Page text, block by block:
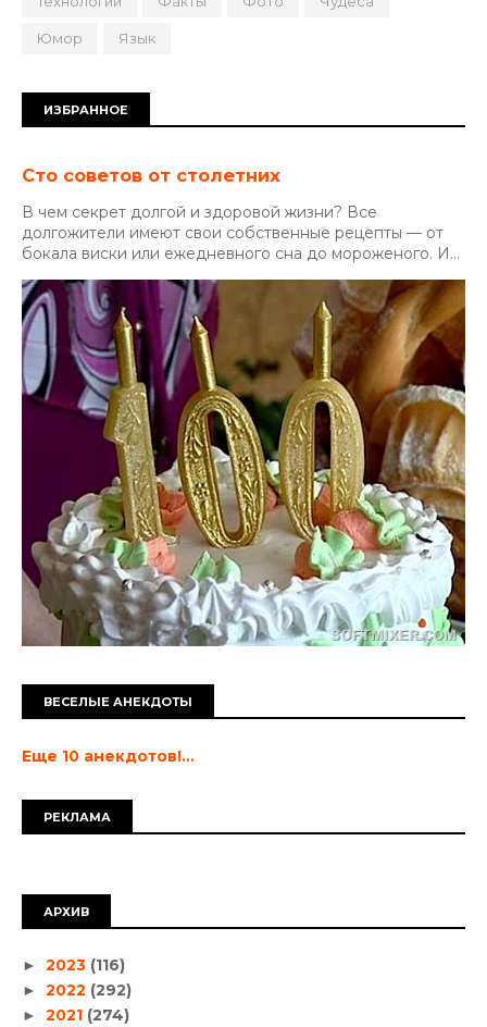
Юмор Язык
ИЗБРАННОЕ
Сто советов от столетних
В чем секрет долгой и здоровой жизни? Все
долгожители имеют свои собственные рецепты — от
бокала виски или ежедневного сна до мороженого. И...
ВЕСЕЛЫЕ АНЕКДОТЫ
Еще 10 анекдотов!...
РЕКЛАМА
АРХИВ
► 2023 (116)
► 2022 (292)
► 2021 (274)